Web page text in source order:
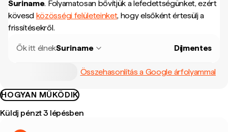
Suriname. Folyamatosan bővítjük a lefedettségünket, ezért
kövesd közösségi felületeinket, hogy elsőként értesülj a
frissítésekről.
Ők itt élnekSuriname Díjmentes
Összehasonlítás a Google árfolyammal
HOGYAN MŰKÖDIK
Küldj pénzt 3 lépésben